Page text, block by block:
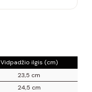
Vidpadžio ilgis (cm)
23,5 cm
24,5 cm